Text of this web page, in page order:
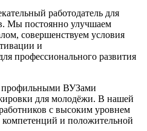
работодатель для
Мы постоянно улучшаем
совершенствуем условия
и
профессионального развития
профильными ВУЗами
для молодёжи. В нашей
с высоким уровнем
и положительной